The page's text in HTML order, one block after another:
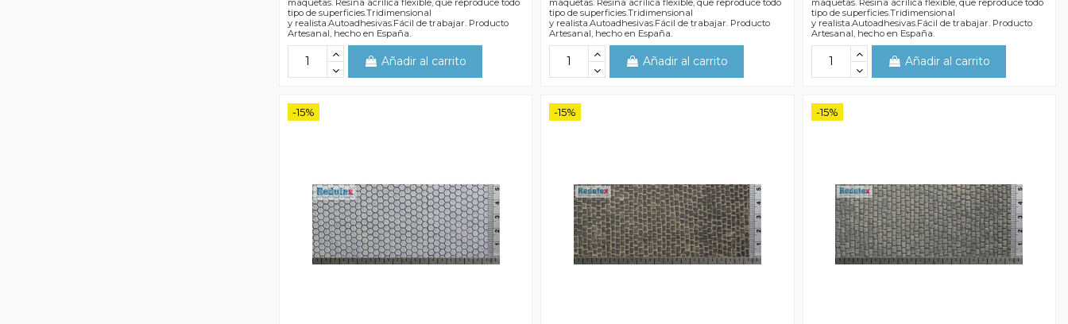
maquetas. Resina acrílica flexible, que reproduce todo
tipo de superficies.Tridimensional
y realista.Autoadhesivas.Fácil de trabajar. Producto
Artesanal, hecho en España.
Añadir al carrito
maquetas. Resina acrílica flexible, que reproduce todo
tipo de superficies.Tridimensional
y realista.Autoadhesivas.Fácil de trabajar. Producto
Artesanal, hecho en España.
Añadir al carrito
maquetas. Resina acrílica flexible, que reproduce todo
tipo de superficies.Tridimensional
y realista.Autoadhesivas.Fácil de trabajar. Producto
Artesanal, hecho en España.
Añadir al carrito
-15% -15% -15%